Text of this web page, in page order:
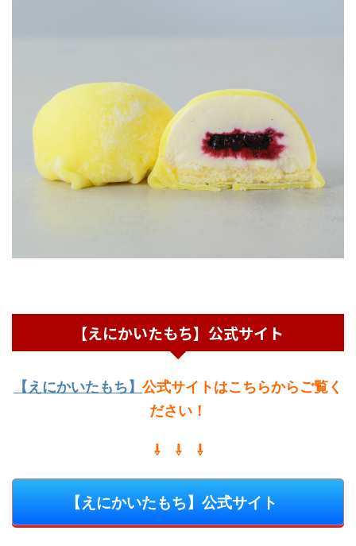
【えにかいたもち】公式サイト
【えにかいたもち】 公式サイトはこちらからご覧く
ださい ！
⇩ ⇩ ⇩
【えにかいたもち】公式サイト